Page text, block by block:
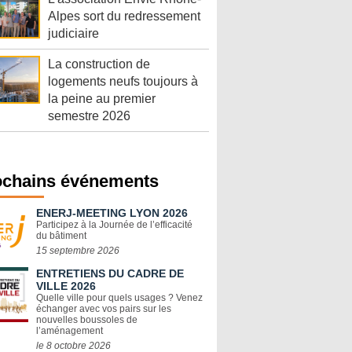
Alpes sort du redressement
judiciaire
La construction de
logements neufs toujours à
la peine au premier
semestre 2026
événements
ENERJ-MEETING LYON 2026
Participez à la Journée de l’efficacité
du bâtiment
15 septembre 2026
ENTRETIENS DU CADRE DE
VILLE 2026
Quelle ville pour quels usages ? Venez
échanger avec vos pairs sur les
nouvelles boussoles de
l’aménagement
le 8 octobre 2026